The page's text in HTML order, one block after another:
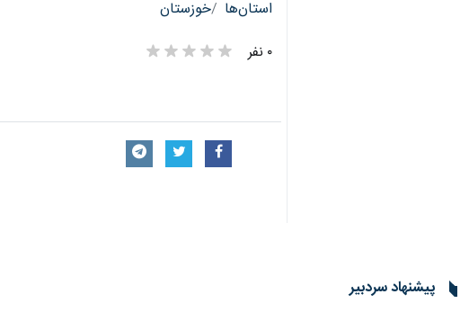
استان‌ها خوزستان
۰ نفر
پیشنهاد سردبیر